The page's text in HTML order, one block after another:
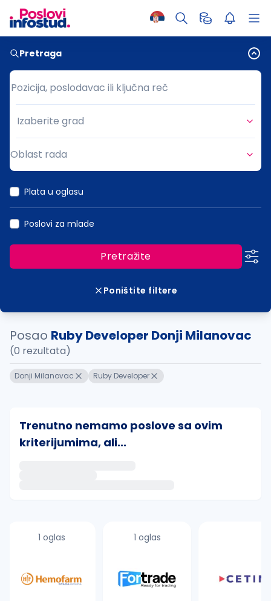
Pretraga
Pozicija, poslodavac ili ključna reč
Pozicija, poslodavac ili ključna reč
Grad
Izaberite grad
Oblast rada
Plata u oglasu
Poslovi za mlade
Pretražite
Poništite filtere
Posao Ruby Developer Donji Milanovac
(0 rezultata)
Donji Milanovac Ruby Developer
Trenutno nemamo poslove sa ovim
kriterijumima, ali...
proverite pravopisne greške (koristite č, ć, š, đ,
1 oglas 1 oglas